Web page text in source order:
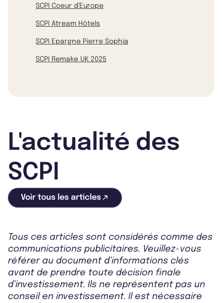
SCPI Coeur d'Europe
SCPI Atream Hôtels
SCPI Epargne Pierre Sophia
SCPI Remake UK 2025
L'actualité des
SCPI
Voir tous les articles
Tous ces articles sont considérés comme des
communications publicitaires. Veuillez-vous
référer au document d’informations clés
avant de prendre toute décision finale
d’investissement. Ils ne représentent pas un
conseil en investissement. Il est nécessaire